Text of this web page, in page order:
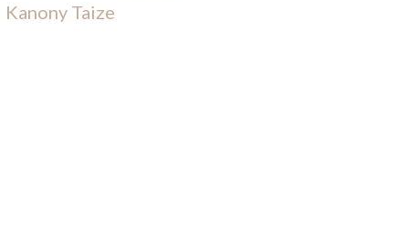
Kanony Taize